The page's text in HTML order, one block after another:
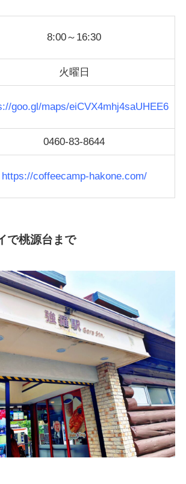
8:00～16:30
火曜日
goo.gl/maps/eiCVX4mhj4saUHEE6
0460-83-8644
https://coffeecamp-hakone.com/
で桃源台まで